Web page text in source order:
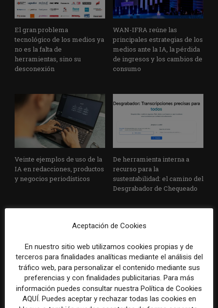
El gran problema
tecnológico de los medios ya
no es la falta de
herramientas, sino su
desconexión
WAN-IFRA reúne las
principales estrategias de los
medios ante la IA, la pérdida
de ingresos y los cambios de
consumo
Veinte ejemplos de uso de la
IA en redacciones, productos
y negocios periodísticos
De herramienta interna a
recurso para la
sustentabilidad: el camino del
Desgrabador de Chequeado
La bolsa ha borrado hasta el
98% del valor de algunos
grandes grupos de prensa
Los medios tienen audiencia,
pero no siempre comunidad:
cómo activar a los lectores
Aceptación de Cookies
En nuestro sitio web utilizamos cookies propias y de
terceros para finalidades analíticas mediante el análisis del
tráfico web, para personalizar el contenido mediante sus
preferencias y con finalidades publicitarias. Para más
información puedes consultar nuestra Política de Cookies
AQUÍ. Puedes aceptar y rechazar todas las cookies en